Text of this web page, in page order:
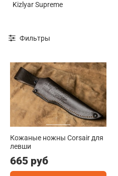
Kizlyar Supreme
Фильтры
Кожаные ножны Corsair для
левши
665 руб